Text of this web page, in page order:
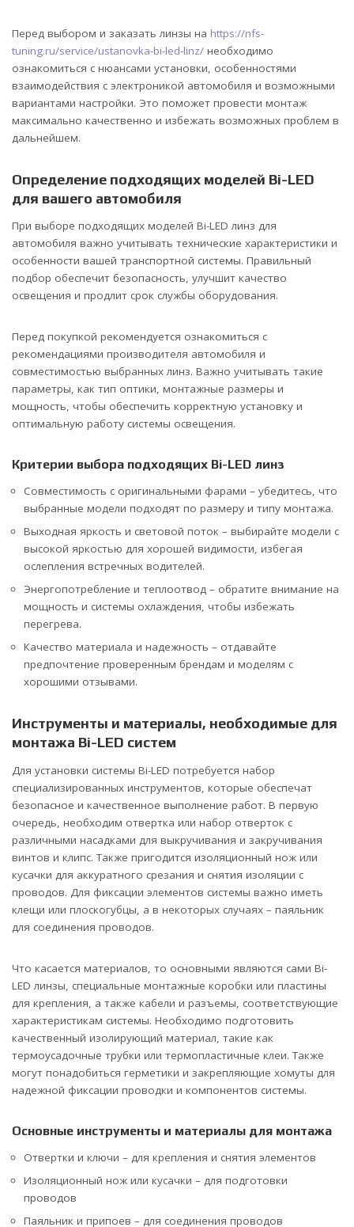
Перед выбором и заказать линзы на https://nfs-
tuning.ru/service/ustanovka-bi-led-linz/ необходимо
ознакомиться с нюансами установки, особенностями
взаимодействия с электроникой автомобиля и возможными
вариантами настройки. Это поможет провести монтаж
максимально качественно и избежать возможных проблем в
дальнейшем.
Определение подходящих моделей Bi-LED
для вашего автомобиля
При выборе подходящих моделей Bi-LED линз для
автомобиля важно учитывать технические характеристики и
особенности вашей транспортной системы. Правильный
подбор обеспечит безопасность, улучшит качество
освещения и продлит срок службы оборудования.
Перед покупкой рекомендуется ознакомиться с
рекомендациями производителя автомобиля и
совместимостью выбранных линз. Важно учитывать такие
параметры, как тип оптики, монтажные размеры и
мощность, чтобы обеспечить корректную установку и
оптимальную работу системы освещения.
Критерии выбора подходящих Bi-LED линз
Совместимость с оригинальными фарами – убедитесь, что
выбранные модели подходят по размеру и типу монтажа.
Выходная яркость и световой поток – выбирайте модели с
высокой яркостью для хорошей видимости, избегая
ослепления встречных водителей.
Энергопотребление и теплоотвод – обратите внимание на
мощность и системы охлаждения, чтобы избежать
перегрева.
Качество материала и надежность – отдавайте
предпочтение проверенным брендам и моделям с
хорошими отзывами.
Инструменты и материалы, необходимые для
монтажа Bi-LED систем
Для установки системы Bi-LED потребуется набор
специализированных инструментов, которые обеспечат
безопасное и качественное выполнение работ. В первую
очередь, необходим отвертка или набор отверток с
различными насадками для выкручивания и закручивания
винтов и клипс. Также пригодится изоляционный нож или
кусачки для аккуратного срезания и снятия изоляции с
проводов. Для фиксации элементов системы важно иметь
клещи или плоскогубцы, а в некоторых случаях – паяльник
для соединения проводов.
Что касается материалов, то основными являются сами Bi-
LED линзы, специальные монтажные коробки или пластины
для крепления, а также кабели и разъемы, соответствующие
характеристикам системы. Необходимо подготовить
качественный изолирующий материал, такие как
термоусадочные трубки или термопластичные клеи. Также
могут понадобиться герметики и закрепляющие хомуты для
надежной фиксации проводки и компонентов системы.
Основные инструменты и материалы для монтажа
Отвертки и ключи – для крепления и снятия элементов
Изоляционный нож или кусачки – для подготовки
проводов
Паяльник и припоев – для соединения проводов